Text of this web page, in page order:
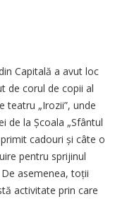
Capitală a avut loc
de corul de copii al
teatru „Irozii”, unde
de la Școala „Sfântul
cadouri și câte o
pentru sprijinul
asemenea, toții
activitate prin care